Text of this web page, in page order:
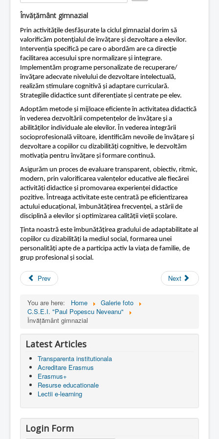
Contact
Lectii e-learning
Resurse-educationale
e
r
R
a
t
i
n
g
:
1
/
5
Rate
Învățământ gimnazial
Prin activitățile desfășurate la ciclul gimnazial dorim să
valorificăm potenţialul de învățare și dezvoltare a elevilor.
Intervenția specifică pe care o abordăm are ca direcție
facilitarea accesului spre normalizare și integrare.
Implementăm programe personalizate de recuperare/
învăţare adecvate nivelului de dezvoltare intelectuală,
realizăm stimulare cognitivă și adaptare curriculară.
Strategiile didactice sunt diferențiate și centrate pe elev.
Adoptăm metode și mijloace eficiente în activitatea didactică
în vederea dezvoltării competențelor de învățare și a
abilităților individuale ale elevilor. În vederea integrării
socioprofesională viitoare, identificăm nevoile de învățare și
dezvoltare a copiilor cu dizabilități cognitive, le dezvoltăm
motivația pentru învățare și formare continuă.
Asigurăm un proces de evaluare transparent, obiectiv, ritmic,
modern, prin valorificarea valențelor educative ale fiecărei
activități didactice și promovarea experienței didactice
pozitive. Întreaga activitate este centrată pe eficientizarea
actului educațional, îmbunătățirea frecvenței, a stării de
disciplină a elevilor și optimizarea calității vieții școlare.
Ținta noastră este îmbunătățirea gradului de adaptabilitate al
copiilor cu dizabilități la mediul social, formarea unei
personalități apte de a participa activ la viața de familie, de
grup profesional și social.
Prev Next
You are here: Home
Galerie foto
C.S.E.I. "Paul Popescu Neveanu"
Învățământ gimnazial
Latest Articles
Transparenta institutionala
Acreditare Erasmus
Erasmus+
Resurse educationale
Lectii e-learning
Login Form